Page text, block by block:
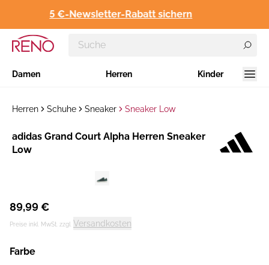
5 €-Newsletter-Rabatt sichern
Damen Herren Kinder
Herren Schuhe Sneaker Sneaker Low
Hersteller:
adidas Grand Court Alpha Herren Sneaker
Low
89,99 €
Preise inkl. MwSt. zzgl. Versandkosten
Farbe